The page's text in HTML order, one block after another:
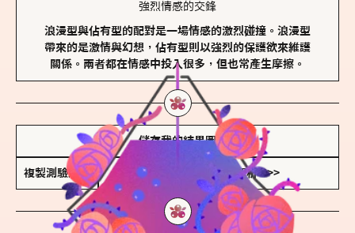
強烈情感的交鋒
浪漫型與佔有型的配對是一場情感的激烈碰撞。浪漫型
帶來的是激情與幻想，佔有型則以強烈的保護欲來維護
關係。兩者都在情感中投入很多，但也常產生摩擦。
儲存我的結果圖
複製測驗連結 查看香氛類型全解析 >>>